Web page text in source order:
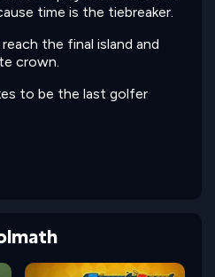
time is the tiebreaker.
the final island and
crown.
to be the last golfer